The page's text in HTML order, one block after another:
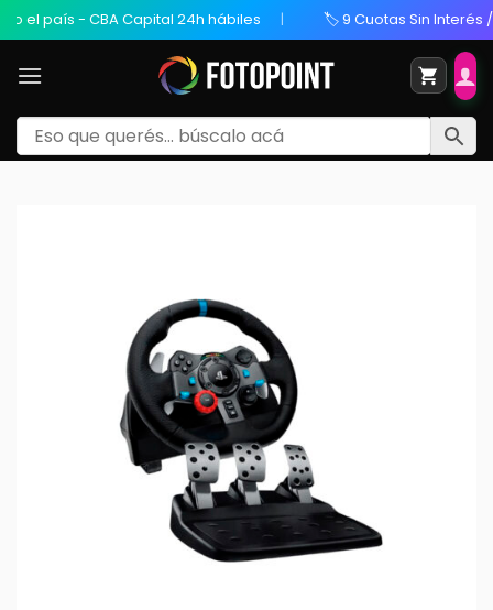
- CBA Capital 24h hábiles 🏷️ 9 Cuotas Sin Interés / 20%